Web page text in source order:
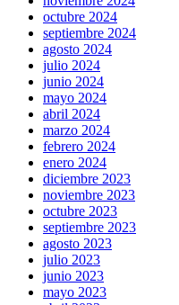
octubre 2024
septiembre 2024
agosto 2024
julio 2024
junio 2024
mayo 2024
abril 2024
marzo 2024
febrero 2024
enero 2024
diciembre 2023
noviembre 2023
octubre 2023
septiembre 2023
agosto 2023
julio 2023
junio 2023
mayo 2023